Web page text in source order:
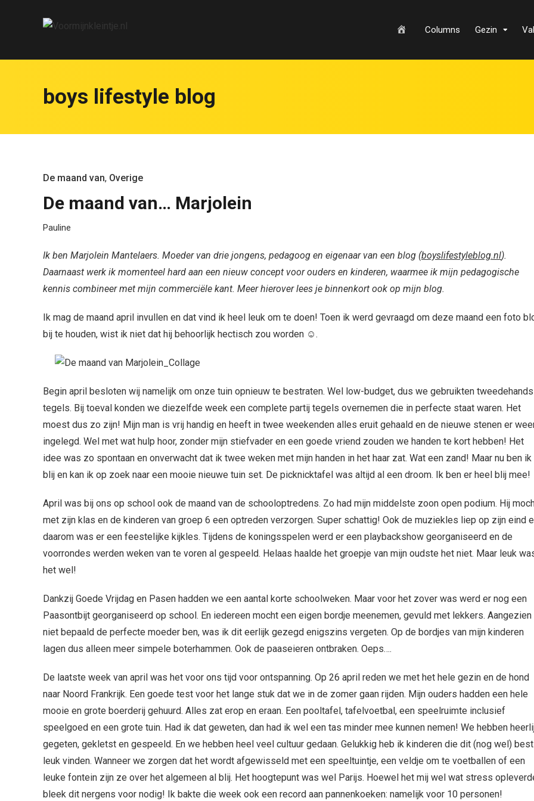
Columns Gezin
boys lifestyle blog
De maand van, Overige
De maand van… Marjolein
Pauline
Ik ben Marjolein Mantelaers. Moeder van drie jongens, pedagoog en eigenaar van een blog (boyslifestyleblog.nl).
Daarnaast werk ik momenteel hard aan een nieuw concept voor ouders en kinderen, waarmee ik mijn pedagogische
kennis combineer met mijn commerciële kant. Meer hierover lees je binnenkort ook op mijn blog.
Ik mag de maand april invullen en dat vind ik heel leuk om te doen! Toen ik werd gevraagd om deze maand een foto
bij te houden, wist ik niet dat hij behoorlijk hectisch zou worden ☺.
Begin april besloten wij namelijk om onze tuin opnieuw te bestraten. Wel low-budget, dus we gebruikten tweedehands
tegels. Bij toeval konden we diezelfde week een complete partij tegels overnemen die in perfecte staat waren. Het
moest dus zo zijn! Mijn man is vrij handig en heeft in twee weekenden alles eruit gehaald en de nieuwe stenen er
ingelegd. Wel met wat hulp hoor, zonder mijn stiefvader en een goede vriend zouden we handen te kort hebben! Het
idee was zo spontaan en onverwacht dat ik twee weken met mijn handen in het haar zat. Wat een zand! Maar nu ben ik
blij en kan ik op zoek naar een mooie nieuwe tuin set. De picknicktafel was altijd al een droom. Ik ben er heel blij mee!
April was bij ons op school ook de maand van de schooloptredens. Zo had mijn middelste zoon open podium. Hij
met zijn klas en de kinderen van groep 6 een optreden verzorgen. Super schattig! Ook de muziekles liep op zijn eind
daarom was er een feestelijke kijkles. Tijdens de koningsspelen werd er een playbackshow georganiseerd en de
voorrondes werden weken van te voren al gespeeld. Helaas haalde het groepje van mijn oudste het niet. Maar leuk
het wel!
Dankzij Goede Vrijdag en Pasen hadden we een aantal korte schoolweken. Maar voor het zover was werd er nog een
Paasontbijt georganiseerd op school. En iedereen mocht een eigen bordje meenemen, gevuld met lekkers. Aangezien
niet bepaald de perfecte moeder ben, was ik dit eerlijk gezegd enigszins vergeten. Op de bordjes van mijn kinderen
lagen dus alleen meer simpele boterhammen. Ook de paaseieren ontbraken. Oeps….
De laatste week van april was het voor ons tijd voor ontspanning. Op 26 april reden we met het hele gezin en de hond
naar Noord Frankrijk. Een goede test voor het lange stuk dat we in de zomer gaan rijden. Mijn ouders hadden een hele
mooie en grote boerderij gehuurd. Alles zat erop en eraan. Een pooltafel, tafelvoetbal, een speelruimte inclusief
speelgoed en een grote tuin. Had ik dat geweten, dan had ik wel een tas minder mee kunnen nemen! We hebben
gegeten, gekletst en gespeeld. En we hebben heel veel cultuur gedaan. Gelukkig heb ik kinderen die dit (nog wel) best
leuk vinden. Wanneer we zorgen dat het wordt afgewisseld met een speeltuintje, een veldje om te voetballen of een
leuke fontein zijn ze over het algemeen al blij. Het hoogtepunt was wel Parijs. Hoewel het mij wel wat stress
bleek dit nergens voor nodig! Ik bakte die week ook een record aan pannenkoeken: namelijk voor 10 personen!